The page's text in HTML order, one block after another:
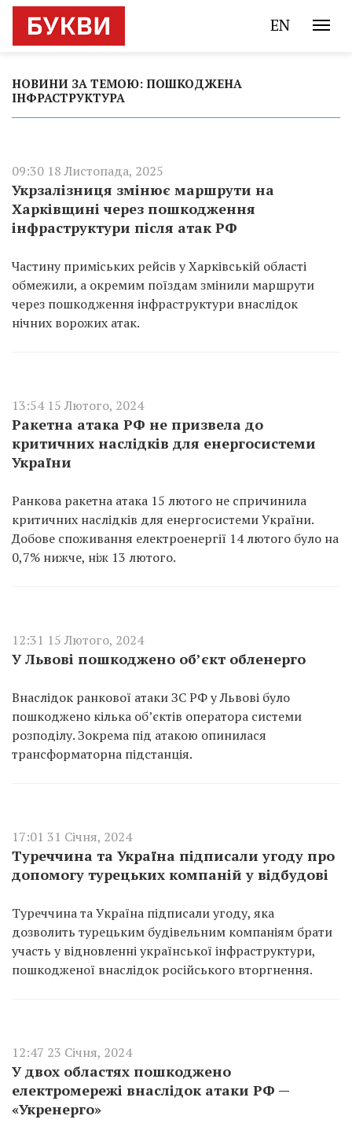
EN
НОВИНИ ЗА ТЕМОЮ: ПОШКОДЖЕНА
ІНФРАСТРУКТУРА
09:30 18 Листопада, 2025
Укрзалізниця змінює маршрути на
Харківщині через пошкодження
інфраструктури після атак РФ
Частину приміських рейсів у Харківській області
обмежили, а окремим поїздам змінили маршрути
через пошкодження інфраструктури внаслідок
нічних ворожих атак.
13:54 15 Лютого, 2024
Ракетна атака РФ не призвела до
критичних наслідків для енергосистеми
України
Ранкова ракетна атака 15 лютого не спричинила
критичних наслідків для енергосистеми України.
Добове споживання електроенергії 14 лютого було на
0,7% нижче, ніж 13 лютого.
12:31 15 Лютого, 2024
У Львові пошкоджено об’єкт обленерго
Внаслідок ранкової атаки ЗС РФ у Львові було
пошкоджено кілька об’єктів оператора системи
розподілу. Зокрема під атакою опинилася
трансформаторна підстанція.
17:01 31 Січня, 2024
Туреччина та Україна підписали угоду про
допомогу турецьких компаній у відбудові
Туреччина та Україна підписали угоду, яка
дозволить турецьким будівельним компаніям брати
участь у відновленні української інфраструктури,
пошкодженої внаслідок російського вторгнення.
12:47 23 Січня, 2024
У двох областях пошкоджено
електромережі внаслідок атаки РФ —
«Укренерго»